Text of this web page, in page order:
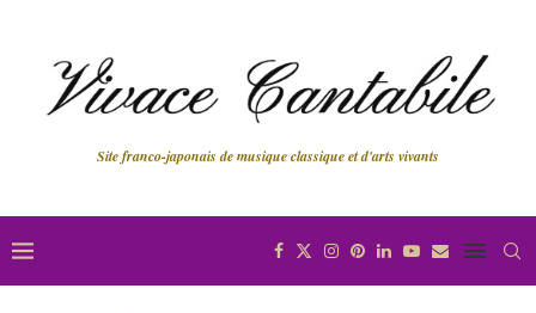
Site franco-japonais de musique classique et d'arts vivants